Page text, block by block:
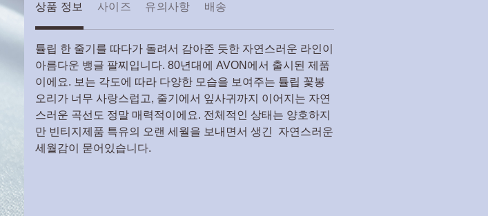
상품 정보 사이즈 유의사항 배송
튤립 한 줄기를 따다가 돌려서 감아준 듯한 자연스러운 라인이
아름다운 뱅글 팔찌입니다. 80년대에 AVON에서 출시된 제품
이에요. 보는 각도에 따라 다양한 모습을 보여주는 튤립 꽃봉
오리가 너무 사랑스럽고, 줄기에서 잎사귀까지 이어지는 자연
스러운 곡선도 정말 매력적이에요. 전체적인 상태는 양호하지
만 빈티지제품 특유의 오랜 세월을 보내면서 생긴 자연스러운
세월감이 묻어있습니다.